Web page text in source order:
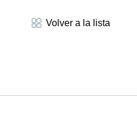
Volver a la lista